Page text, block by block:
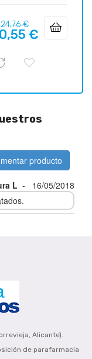
Precio
regular
24,76 €Precio
€
producto
L -
16/05/2018
Alicante).
de parafarmacia